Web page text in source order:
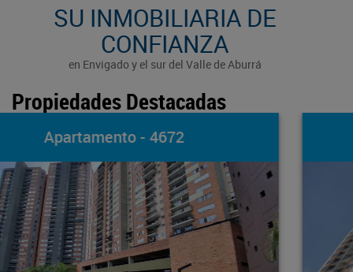
SU INMOBILIARIA DE
CONFIANZA
en Envigado y el sur del Valle de Aburrá
Propiedades Destacadas
Apartamento - 1703